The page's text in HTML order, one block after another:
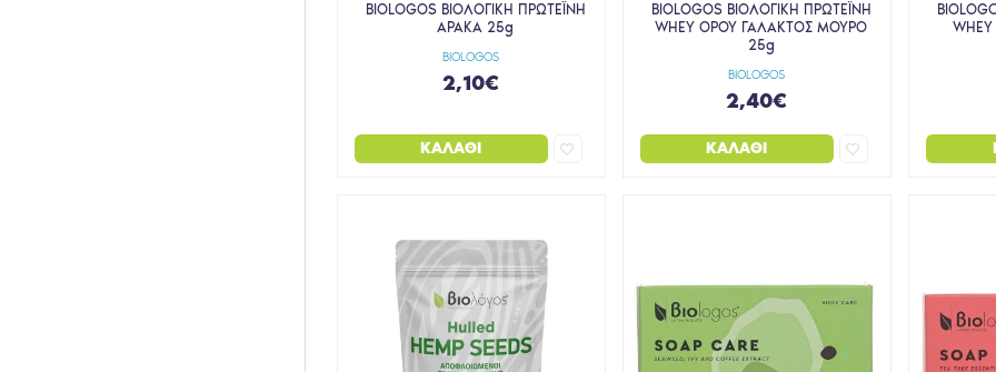
BIOLOGOS
BIOLOGOS ΒΙΟΛΟΓΙΚΗ ΠΡΩΤΕΪΝΗ
ΑΡΑΚΑ 25g
2,10€
ΚΑΛΆΘΙ
BIOLOGOS
BIOLOGOS ΒΙΟΛΟΓΙΚΗ ΠΡΩΤΕΪΝΗ
WHEY ΟΡΟΥ ΓΑΛΑΚΤΟΣ ΜΟΥΡΟ
25g
2,40€
ΚΑΛΆΘΙ